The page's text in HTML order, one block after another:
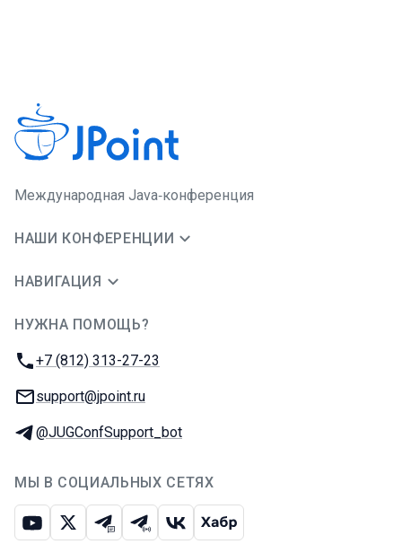
Международная Java‑конференция
НАШИ КОНФЕРЕНЦИИ
НАВИГАЦИЯ
НУЖНА ПОМОЩЬ?
Телефон:
+7 (812) 313-27-23
E-mail:
support@jpoint.ru
Телеграм:
@JUGConfSupport_bot
МЫ В СОЦИАЛЬНЫХ СЕТЯХ
ЮтубИкс Телеграм-чат
Телеграм-канал
ВКонтакте
Хабр